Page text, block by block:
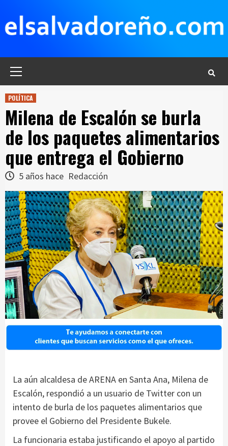
contenido
POLÍTICA
Milena de Escalón se burla
de los paquetes alimentarios
que entrega el Gobierno
5 años hace Redacción
La aún alcaldesa de ARENA en Santa Ana, Milena de
Escalón, respondió a un usuario de Twitter con un
intento de burla de los paquetes alimentarios que
provee el Gobierno del Presidente Bukele.
La funcionaria estaba justificando el apoyo al partido